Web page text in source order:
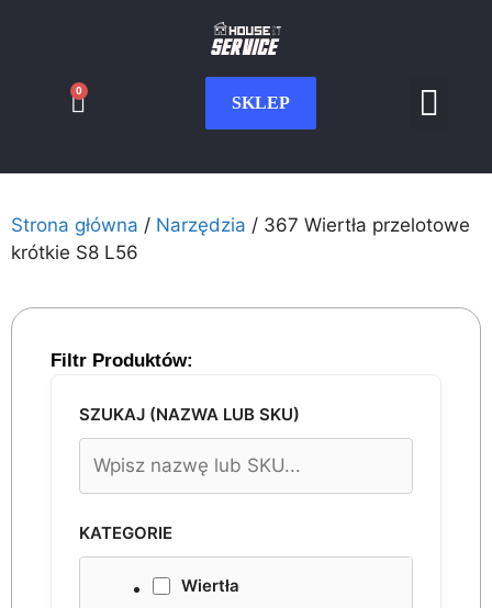
SKLEP
0
Strona główna / Narzędzia / 367 Wiertła przelotowe
krótkie S8 L56
Filtr Produktów:
SZUKAJ (NAZWA LUB SKU)
KATEGORIE
Wiertła